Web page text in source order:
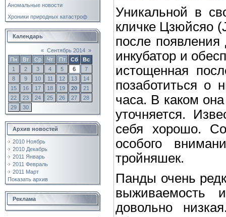
Аномальные новости
Хроники природных катастроф
Календарь
« Сентябрь 2014 »
Пн
Вт Ср Чт Пт Сб
Вс
1
2 3 4 5 6
7
8
9 10 11 12 13
14
15
16 17 18 19 20
21
22
23 24 25 26 27
28
29
30
Архив новостей
2010 Ноябрь
2010 Декабрь
2011 Январь
2011 Февраль
2011 Март
Показать архив
Реклама
Уникальной в
кличке Цзюйсяо
после
инкубатор и
истощенная
позаботиться о
часа. В каком
уточняется.
себя хорошо.
особого
тройняшек.
Панды очень
выживаемость
довольно